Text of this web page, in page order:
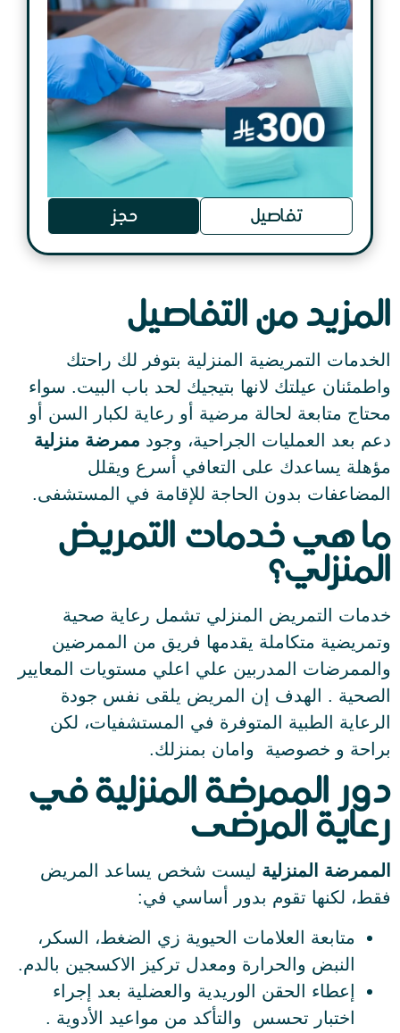
حجز تفاصيل
المزيد من التفاصيل
الخدمات التمريضية المنزلية بتوفر لك راحتك
واطمئنان عيلتك لانها بتيجيك لحد باب البيت. سواء
محتاج متابعة لحالة مرضية أو رعاية لكبار السن أو
دعم بعد العمليات الجراحية، وجود ممرضة منزلية
مؤهلة يساعدك على التعافي أسرع ويقلل
المضاعفات بدون الحاجة للإقامة في المستشفى.
ما هي خدمات التمريض
المنزلي؟
خدمات التمريض المنزلي تشمل رعاية صحية
وتمريضية متكاملة يقدمها فريق من الممرضين
والممرضات المدربين علي اعلي مستويات المعايير
الصحية . الهدف إن المريض يلقى نفس جودة
الرعاية الطبية المتوفرة في المستشفيات، لكن
براحة و خصوصية وامان بمنزلك.
دور الممرضة المنزلية في
رعاية المرضى
الممرضة المنزلية ليست شخص يساعد المريض
فقط، لكنها تقوم بدور أساسي في:
متابعة العلامات الحيوية زي الضغط، السكر،
النبض والحرارة ومعدل تركيز الاكسجين بالدم.
إعطاء الحقن الوريدية والعضلية بعد إجراء
اختبار تحسس والتأكد من مواعيد الأدوية .